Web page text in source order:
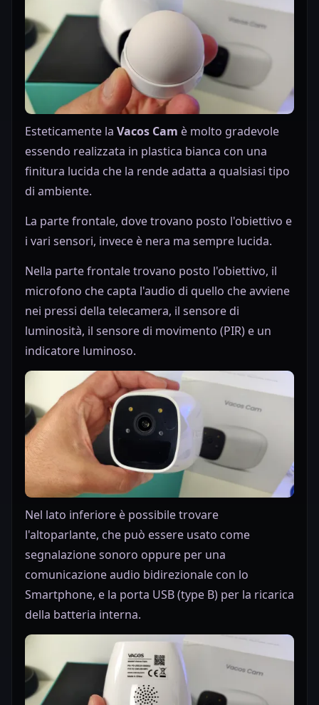
Esteticamente la Vacos Cam è molto gradevole
essendo realizzata in plastica bianca con una
finitura lucida che la rende adatta a qualsiasi tipo
di ambiente.
La parte frontale, dove trovano posto l'obiettivo e
i vari sensori, invece è nera ma sempre lucida.
Nella parte frontale trovano posto l'obiettivo, il
microfono che capta l'audio di quello che avviene
nei pressi della telecamera, il sensore di
luminosità, il sensore di movimento (PIR) e un
indicatore luminoso.
Nel lato inferiore è possibile trovare
l'altoparlante, che può essere usato come
segnalazione sonoro oppure per una
comunicazione audio bidirezionale con lo
Smartphone, e la porta USB (type B) per la ricarica
della batteria interna.